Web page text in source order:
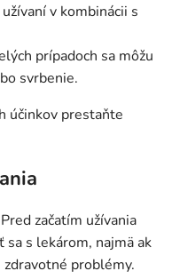
v kombinácii s
prípadoch sa môžu
svrbenie.
účinkov prestaňte
začatím užívania
sa s lekárom, najmä ak
problémy.